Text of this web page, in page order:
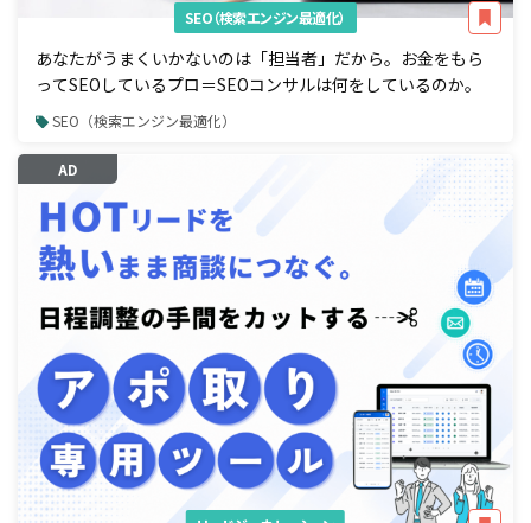
SEO（検索エンジン最適化）
あなたがうまくいかないのは「担当者」だから。お金をもら
ってSEOしているプロ＝SEOコンサルは何をしているのか。
SEO（検索エンジン最適化）
AD